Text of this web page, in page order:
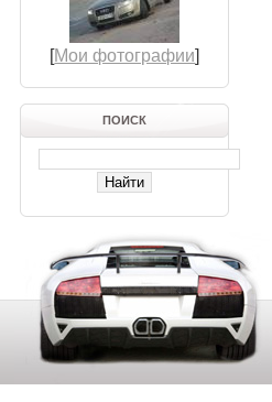
[Мои фотографии]
ПОИСК